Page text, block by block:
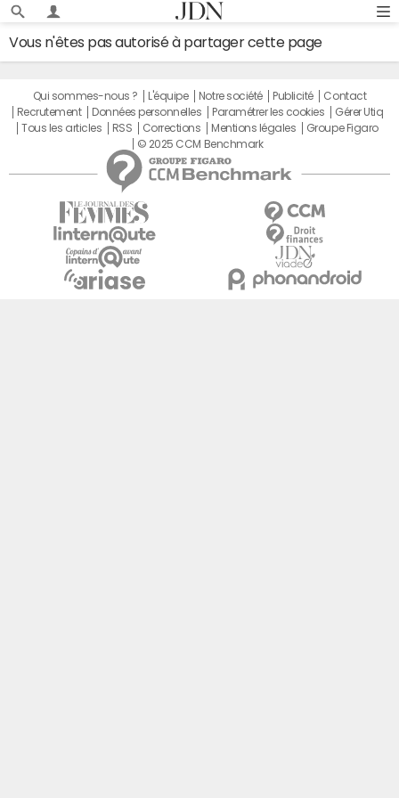
Vous n'êtes pas autorisé à partager cette page
Qui sommes-nous ? L'équipe Notre société Publicité
Contact
Recrutement
Données personnelles Paramétrer les cookies
Gérer Utiq
Tous les articles
RSS Corrections Mentions légales
Groupe Figaro
© 2025 CCM Benchmark